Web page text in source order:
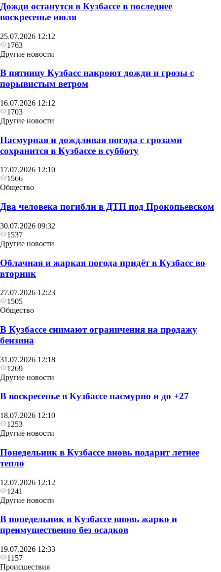
Дожди останутся в Кузбассе в последнее
воскресенье июля
25.07.2026 12:12
1763
Другие новости
В пятницу Кузбасс накроют дожди и грозы с
порывистым ветром
16.07.2026 12:12
1703
Другие новости
Пасмурная и дождливая погода с грозами
сохранится в Кузбассе в субботу
17.07.2026 12:10
1566
Общество
Два человека погибли в ДТП под Прокопьевском
30.07.2026 09:32
1537
Другие новости
Облачная и жаркая погода придёт в Кузбасс во
вторник
27.07.2026 12:23
1505
Общество
В Кузбассе снимают ограничения на продажу
бензина
31.07.2026 12:18
1269
Другие новости
В воскресенье в Кузбассе пасмурно и до +27
18.07.2026 12:10
1253
Другие новости
Понедельник в Кузбассе вновь подарит летнее
тепло
12.07.2026 12:12
1241
Другие новости
В понедельник в Кузбассе вновь жарко и
преимущественно без осадков
19.07.2026 12:33
1157
Происшествия